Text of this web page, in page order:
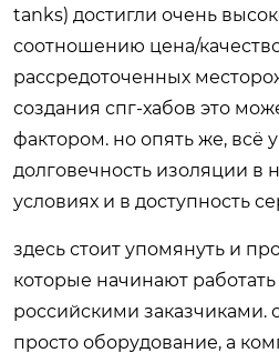
tanks) достигли очень
соотношению цена/
рассредоточенных
создания спг-хабов это
фактором. но опять же, всё
долговечность изоляции в
условиях и в доступность
здесь стоит упомянуть и
которые начинают
российскими заказчиками.
просто оборудование, а